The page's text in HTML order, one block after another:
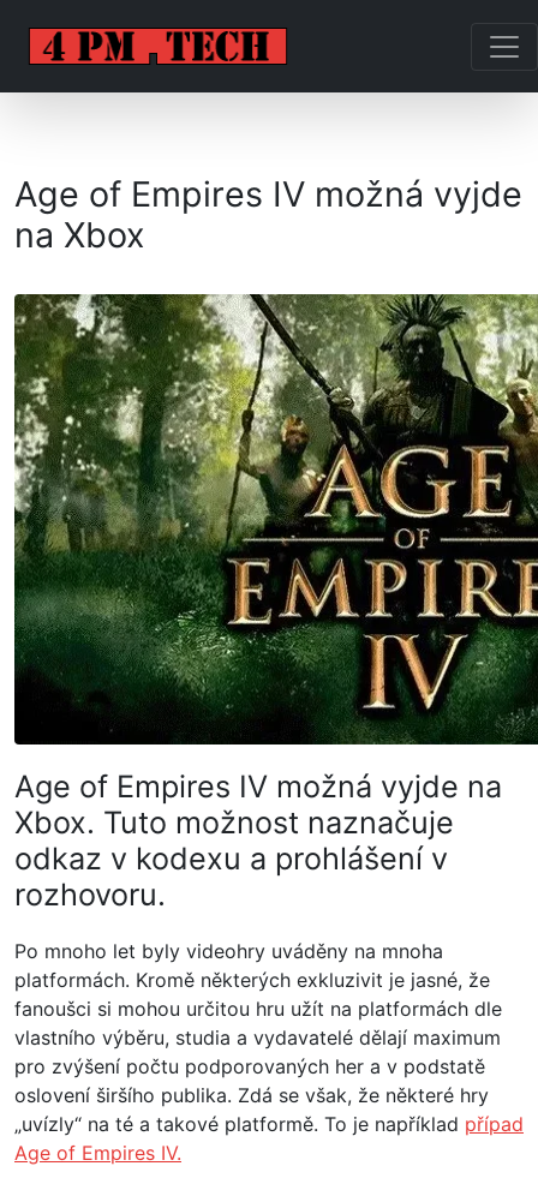
Age of Empires IV možná vyjde
na Xbox
Age of Empires IV možná vyjde na
Xbox. Tuto možnost naznačuje
odkaz v kodexu a prohlášení v
rozhovoru.
Po mnoho let byly videohry uváděny na mnoha
platformách. Kromě některých exkluzivit je jasné, že
fanoušci si mohou určitou hru užít na platformách dle
vlastního výběru, studia a vydavatelé dělají maximum
pro zvýšení počtu podporovaných her a v podstatě
oslovení širšího publika. Zdá se však, že některé hry
„uvízly“ na té a takové platformě. To je například případ
Age of Empires IV.